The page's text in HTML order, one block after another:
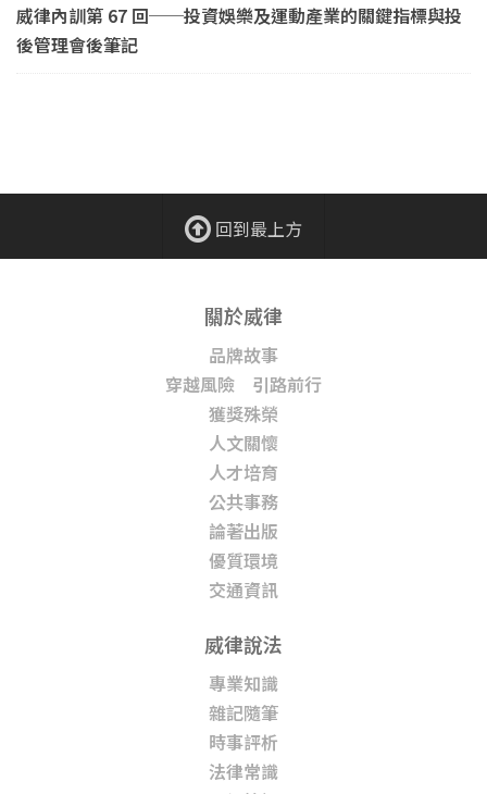
威律內訓第 67 回──投資娛樂及運動產業的關鍵指標與投
後管理會後筆記
回到最上方
關於威律
品牌故事
穿越風險 引路前行
獲獎殊榮
人文關懷
人才培育
公共事務
論著出版
優質環境
交通資訊
威律說法
專業知識
雜記隨筆
時事評析
法律常識